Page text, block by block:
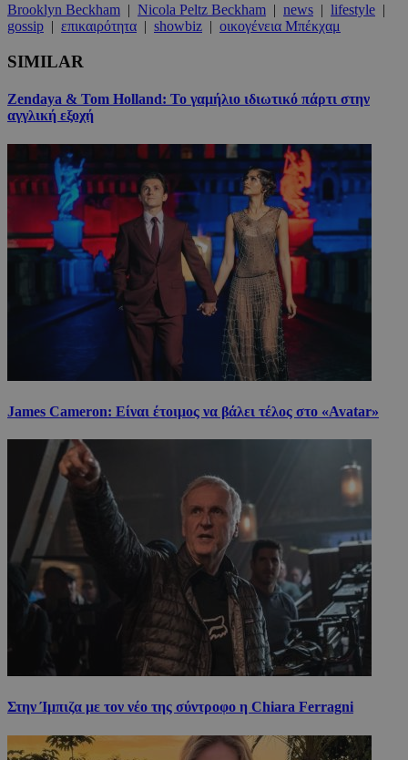
Brooklyn Beckham | Nicola Peltz Beckham | news | lifestyle |
gossip | επικαιρότητα | showbiz | οικογένεια Μπέκχαμ
SIMILAR
Zendaya & Tom Holland: Το γαμήλιο ιδιωτικό πάρτι στην
αγγλική εξοχή
James Cameron: Είναι έτοιμος να βάλει τέλος στο «Avatar»
Στην Ίμπιζα με τον νέο της σύντροφο η Chiara Ferragni